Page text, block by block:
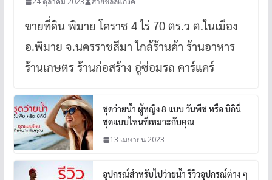
ขายที่ดิน พิมาย โคราช 4 ไร่ 70 ตร.ว ต.ในเมือง
อ.พิมาย จ.นครราชสีมา ใกล้ร้านค้า ร้านอาหาร
ร้านเกษตร ร้านก่อสร้าง อู่ซ่อมรถ คาร์แคร์
ชุดว่ายน้ำ ผู้หญิง 8 แบบ วันพีช หรือ บิกินี่
ชุดแบบไหนที่เหมาะกับคุณ
13 เมษายน 2023
อุปกรณ์สำหรับไปว่ายน้ำ รีวิวอุปกรณ์ต่าง ๆ